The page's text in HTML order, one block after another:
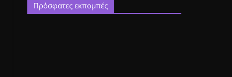
Πρόσφατες εκπομπές